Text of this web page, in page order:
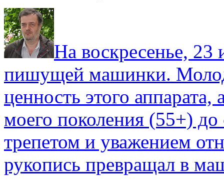
На воскресенье,
пишущей машинки.
ценность этого
моего поколения (55+) до
трепетом и уважением
рукопись превращал в